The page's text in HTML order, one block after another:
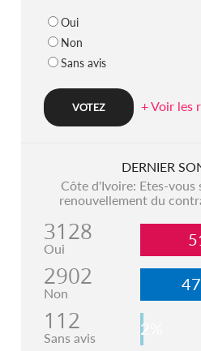
Oui
Non
Sans avis
+ Voir les
DERNIER
Côte d'Ivoire: Etes-vous
renouvellement du
3128
Oui
2902
Non
112
Sans avis 2%